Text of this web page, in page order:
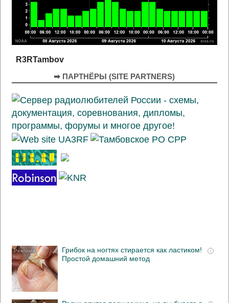
R3RTambov
➡ ПАРТНЁРЫ (SITE PARTNERS)
i
Грибок на ногтях стирается как ластиком!
Простой домашний метод